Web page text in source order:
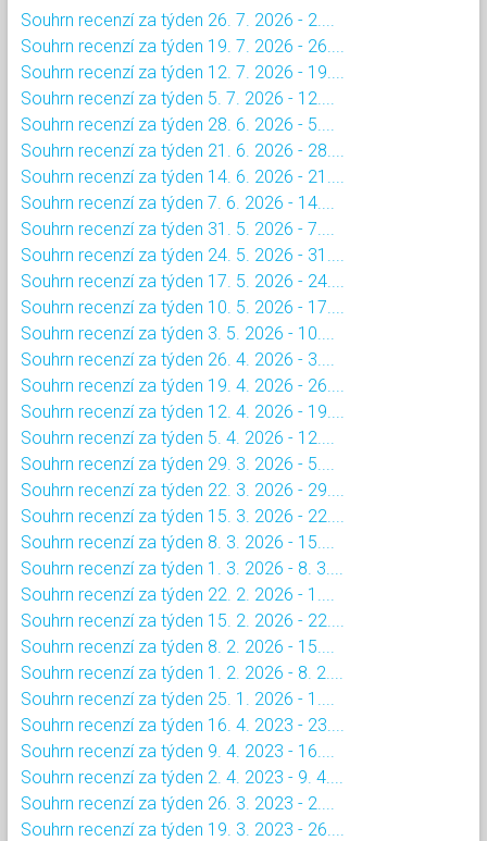
Souhrn recenzí za týden 26. 7. 2026 - 2....
Souhrn recenzí za týden 19. 7. 2026 - 26....
Souhrn recenzí za týden 12. 7. 2026 - 19....
Souhrn recenzí za týden 5. 7. 2026 - 12....
Souhrn recenzí za týden 28. 6. 2026 - 5....
Souhrn recenzí za týden 21. 6. 2026 - 28....
Souhrn recenzí za týden 14. 6. 2026 - 21....
Souhrn recenzí za týden 7. 6. 2026 - 14....
Souhrn recenzí za týden 31. 5. 2026 - 7....
Souhrn recenzí za týden 24. 5. 2026 - 31....
Souhrn recenzí za týden 17. 5. 2026 - 24....
Souhrn recenzí za týden 10. 5. 2026 - 17....
Souhrn recenzí za týden 3. 5. 2026 - 10....
Souhrn recenzí za týden 26. 4. 2026 - 3....
Souhrn recenzí za týden 19. 4. 2026 - 26....
Souhrn recenzí za týden 12. 4. 2026 - 19....
Souhrn recenzí za týden 5. 4. 2026 - 12....
Souhrn recenzí za týden 29. 3. 2026 - 5....
Souhrn recenzí za týden 22. 3. 2026 - 29....
Souhrn recenzí za týden 15. 3. 2026 - 22....
Souhrn recenzí za týden 8. 3. 2026 - 15....
Souhrn recenzí za týden 1. 3. 2026 - 8. 3....
Souhrn recenzí za týden 22. 2. 2026 - 1....
Souhrn recenzí za týden 15. 2. 2026 - 22....
Souhrn recenzí za týden 8. 2. 2026 - 15....
Souhrn recenzí za týden 1. 2. 2026 - 8. 2....
Souhrn recenzí za týden 25. 1. 2026 - 1....
Souhrn recenzí za týden 16. 4. 2023 - 23....
Souhrn recenzí za týden 9. 4. 2023 - 16....
Souhrn recenzí za týden 2. 4. 2023 - 9. 4....
Souhrn recenzí za týden 26. 3. 2023 - 2....
Souhrn recenzí za týden 19. 3. 2023 - 26....